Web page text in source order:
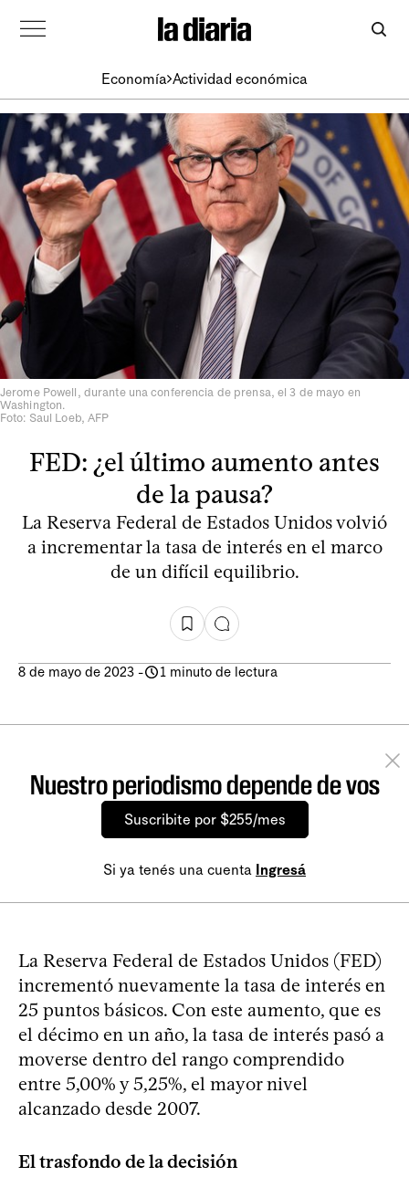
Economía Actividad económica
Jerome Powell, durante una conferencia de prensa, el 3 de mayo en
Washington.
Foto: Saul Loeb, AFP
FED: ¿el último aumento antes
de la pausa?
La Reserva Federal de Estados Unidos volvió
a incrementar la tasa de interés en el marco
de un difícil equilibrio.
8 de mayo de 2023 - 1 minuto de lectura
Nuestro periodismo depende de vos
Suscribite por $255/mes
Si ya tenés una cuenta Ingresá
La Reserva Federal de Estados Unidos (FED)
incrementó nuevamente la tasa de interés en
25 puntos básicos. Con este aumento, que es
el décimo en un año, la tasa de interés pasó a
moverse dentro del rango comprendido
entre 5,00% y 5,25%, el mayor nivel
alcanzado desde 2007.
El trasfondo de la decisión